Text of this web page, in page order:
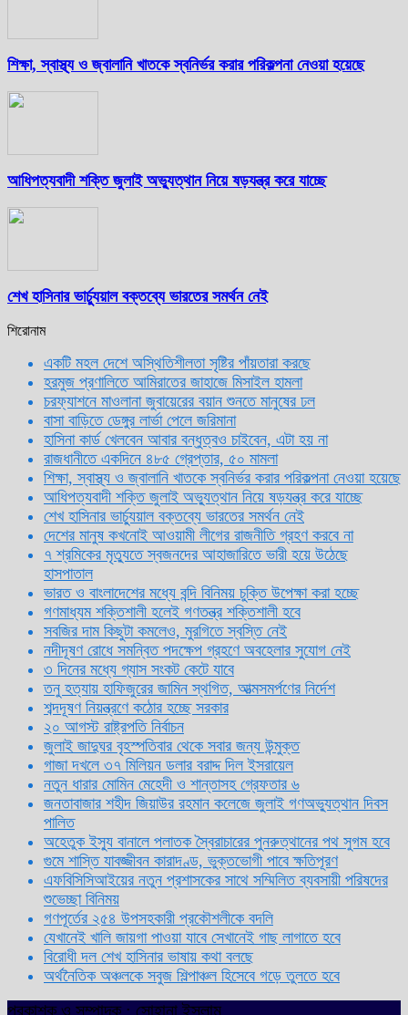
শিক্ষা, স্বাস্থ্য ও জ্বালানি খাতকে স্বনির্ভর করার পরিকল্পনা নেওয়া হয়েছে
আধিপত্যবাদী শক্তি জুলাই অভ্যুত্থান নিয়ে ষড়যন্ত্র করে যাচ্ছে
শেখ হাসিনার ভার্চ্যুয়াল বক্তব্যে ভারতের সমর্থন নেই
শিরোনাম
একটি মহল দেশে অস্থিতিশীলতা সৃষ্টির পাঁয়তারা করছে
হরমুজ প্রণালিতে আমিরাতের জাহাজে মিসাইল হামলা
চরফ্যাশনে মাওলানা জুবায়েরের বয়ান শুনতে মানুষের ঢল
বাসা বাড়িতে ডেঙ্গুর লার্ভা পেলে জরিমানা
হাসিনা কার্ড খেলবেন আবার বন্ধুত্বও চাইবেন, এটা হয় না
রাজধানীতে একদিনে ৪৮৫ গ্রেপ্তার, ৫০ মামলা
শিক্ষা, স্বাস্থ্য ও জ্বালানি খাতকে স্বনির্ভর করার পরিকল্পনা নেওয়া হয়েছে
আধিপত্যবাদী শক্তি জুলাই অভ্যুত্থান নিয়ে ষড়যন্ত্র করে যাচ্ছে
শেখ হাসিনার ভার্চ্যুয়াল বক্তব্যে ভারতের সমর্থন নেই
দেশের মানুষ কখনোই আওয়ামী লীগের রাজনীতি গ্রহণ করবে না
৭ শ্রমিকের মৃত্যুতে স্বজনদের আহাজারিতে ভারী হয়ে উঠেছে
হাসপাতাল
ভারত ও বাংলাদেশের মধ্যে বন্দি বিনিময় চুক্তি উপেক্ষা করা হচ্ছে
গণমাধ্যম শক্তিশালী হলেই গণতন্ত্র শক্তিশালী হবে
সবজির দাম কিছুটা কমলেও, মুরগিতে স্বস্তি নেই
নদীদূষণ রোধে সমন্বিত পদক্ষেপ গ্রহণে অবহেলার সুযোগ নেই
৩ দিনের মধ্যে গ্যাস সংকট কেটে যাবে
তনু হত্যায় হাফিজুরের জামিন স্থগিত, আত্মসমর্পণের নির্দেশ
শব্দদূষণ নিয়ন্ত্রণে কঠোর হচ্ছে সরকার
২০ আগস্ট রাষ্ট্রপতি নির্বাচন
জুলাই জাদুঘর বৃহস্পতিবার থেকে সবার জন্য উন্মুক্ত
গাজা দখলে ৩৭ মিলিয়ন ডলার বরাদ্দ দিল ইসরায়েল
নতুন ধারার মোমিন মেহেদী ও শান্তাসহ গ্রেফতার ৬
জনতাবাজার শহীদ জিয়াউর রহমান কলেজে জুলাই গণঅভ্যুত্থান দিবস
পালিত
অহেতুক ইস্যু বানালে পলাতক স্বৈরাচারের পুনরুত্থানের পথ সুগম হবে
গুমে শাস্তি যাবজ্জীবন কারাদণ্ড, ভুক্তভোগী পাবে ক্ষতিপূরণ
এফবিসিসিআইয়ের নতুন প্রশাসকের সাথে সম্মিলিত ব্যবসায়ী পরিষদের
শুভেচ্ছা বিনিময়
গণপূর্তের ২৫৪ উপসহকারী প্রকৌশলীকে বদলি
যেখানেই খালি জায়গা পাওয়া যাবে সেখানেই গাছ লাগাতে হবে
বিরোধী দল শেখ হাসিনার ভাষায় কথা বলছে
অর্থনৈতিক অঞ্চলকে সবুজ শিল্পাঞ্চল হিসেবে গড়ে তুলতে হবে
প্রকাশক ও সম্পাদক : সোহানা ইসলাম